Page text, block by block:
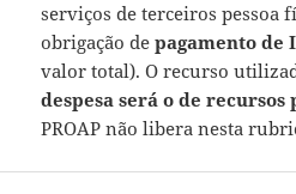
serviços de terceiros pessoa
obrigação depagamento de
valor total). O recurso
despesa será o de recursos
PROAP não libera nesta